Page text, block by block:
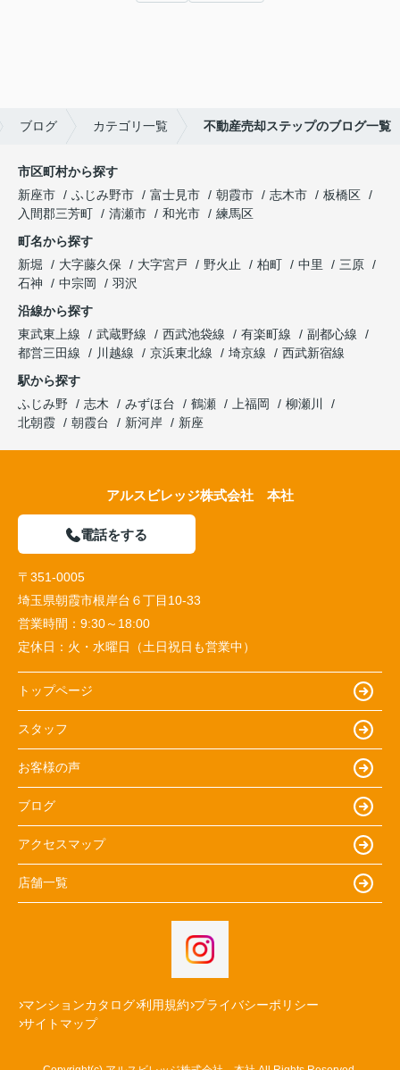
ブログ カテゴリ一覧 不動産売却ステップのブログ一覧
市区町村から探す
新座市
ふじみ野市 富士見市 朝霞市 志木市
板橋区
入間郡三芳町
清瀬市 和光市
練馬区
町名から探す
新堀
大字藤久保 大字宮戸 野火止 柏町 中里
三原
石神
中宗岡
羽沢
沿線から探す
東武東上線
武蔵野線 西武池袋線 有楽町線
副都心線
都営三田線
川越線 京浜東北線 埼京線
西武新宿線
駅から探す
ふじみ野
志木 みずほ台 鶴瀬 上福岡
柳瀬川
北朝霞
朝霞台 新河岸 新座
アルスビレッジ株式会社 本社
電話をする
〒351-0005
埼玉県朝霞市根岸台６丁目10-33
営業時間： 9:30～18:00
定休日： 火・水曜日（土日祝日も営業中）
トップページ
スタッフ
お客様の声
ブログ
アクセスマップ
店舗一覧
マンションカタログ 利用規約 プライバシーポリシー
サイトマップ